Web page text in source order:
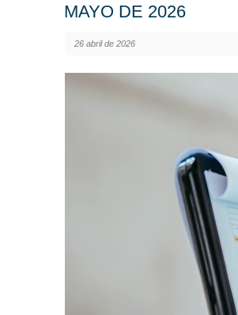
MAYO DE 2026
26 abril de 2026